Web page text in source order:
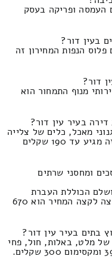
העמסה ופריקה בעסק
בעין דור?
הנפות המחירון זה
דור?
מנוף התמחור הוא
בעיר עין דור?
מאכל, כלים של צלייה
צנצנות וכיוצא בו) המחירון זהו 330 וזה מגיע עד 190 שקלים
ומחסני שרתים
הכוללת העברת
המסכים העברה של דירת סרברים מהקצה לקצה המחיר הוא 670
בתים בעיר עין דור?
של מלט, באלות, חול, פחי